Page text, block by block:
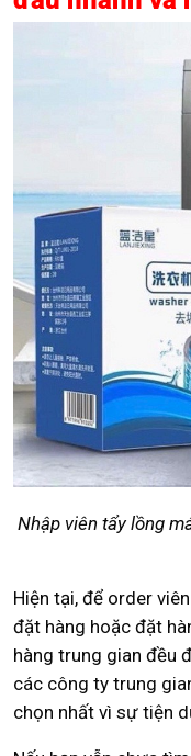
Nhập viên tẩy lồng
Hiện tại, để order
đặt hàng hoặc đặt
hàng trung gian đều
các công ty trung
chọn nhất vì sự tiện